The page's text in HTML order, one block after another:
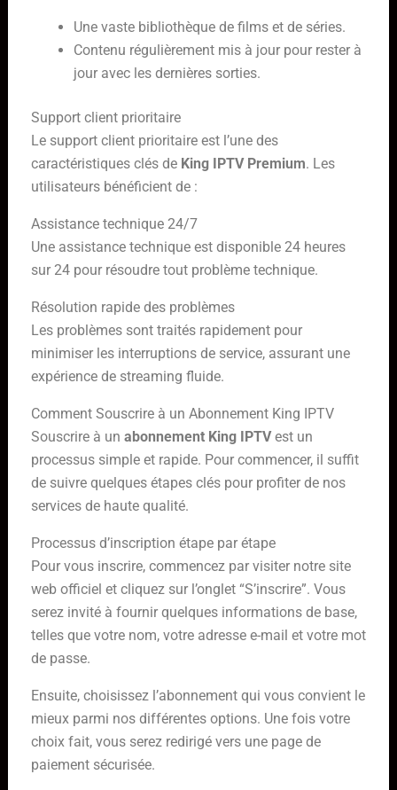
Une vaste bibliothèque de films et de séries.
Contenu régulièrement mis à jour pour rester à
jour avec les dernières sorties.
Support client prioritaire
Le support client prioritaire est l’une des
caractéristiques clés de King IPTV Premium. Les
utilisateurs bénéficient de :
Assistance technique 24/7
Une assistance technique est disponible 24 heures
sur 24 pour résoudre tout problème technique.
Résolution rapide des problèmes
Les problèmes sont traités rapidement pour
minimiser les interruptions de service, assurant une
expérience de streaming fluide.
Comment Souscrire à un Abonnement King IPTV
Souscrire à un abonnement King IPTVest un
processus simple et rapide. Pour commencer, il suffit
de suivre quelques étapes clés pour profiter de nos
services de haute qualité.
Processus d’inscription étape par étape
Pour vous inscrire, commencez par visiter notre site
web officiel et cliquez sur l’onglet “S’inscrire”. Vous
serez invité à fournir quelques informations de base,
telles que votre nom, votre adresse e-mail et votre mot
de passe.
Ensuite, choisissez l’abonnement qui vous convient le
mieux parmi nos différentes options. Une fois votre
choix fait, vous serez redirigé vers une page de
paiement sécurisée.